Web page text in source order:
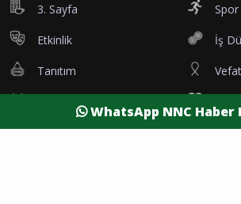
3. Sayfa Spor
Etkinlik İş
Tanıtım
Eleman İlanı
Dünya
WhatsApp NNC Haber